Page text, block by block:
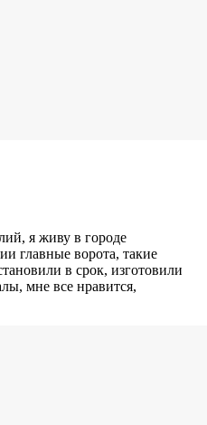
я живу в городе
главные ворота, такие
в срок, изготовили
мне все нравится,